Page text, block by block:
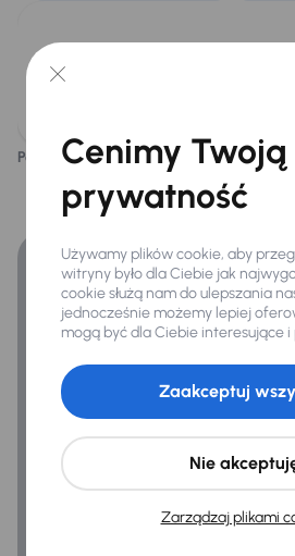
ASR
Kontrola tlaku v pneumatikách
Hf
Infotainment
Samochód wyposażony jest w
Podoba ci się ten opis? Tak Nie
Zyskaj lepsze warunki
Cenimy Twoją
prywatność
Używamy plików cookie, aby
witryny było dla Ciebie jak
cookie służą nam do ulepszania
jednocześnie możemy lepiej
mogą być dla Ciebie interesujące
Zarządzaj plikami
Nie
Zaakceptuj